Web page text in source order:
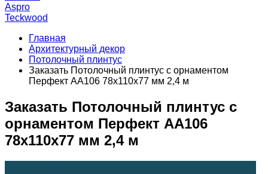
Aspro
Teckwood
Главная
Архитектурный декор
Потолочный плинтус
Заказать Потолочный плинтус с орнаментом
Перфект AA106 78х110х77 мм 2,4 м
Заказать Потолочный плинтус с
орнаментом Перфект AA106
78х110х77 мм 2,4 м